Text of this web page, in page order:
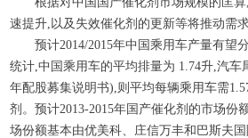
速提升,以及失效催化剂的更新等将推动需
预计2014/2015年中国乘用车产量有望
统计,中国乘用车的平均排量为 1.74升,汽
年配股募集说明书),则平均每辆乘用车需
剂。预计2013-2015年国产催化剂的市场份
场份额基本由优美科、庄信万丰和巴斯夫